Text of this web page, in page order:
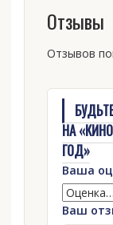
Отзывы
Отзывов
НА
ГОД»
Ваша
Ваш